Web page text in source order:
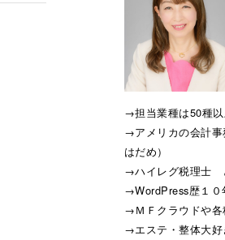
→担当業種は50種以
→アメリカの会計事
はだめ）
→ハイレグ税理士
→WordPress歴１０
→ＭＦクラウドや各
→エステ・整体大好